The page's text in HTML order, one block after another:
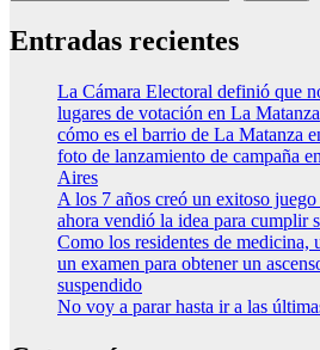
Entradas recientes
La Cámara Electoral definió que
lugares de votación en La Matanza
cómo es el barrio de La Matanza
foto de lanzamiento de campaña
Aires
A los 7 años creó un exitoso
ahora vendió la idea para cumplir
Como los residentes de medicina,
un examen para obtener un
suspendido
No voy a parar hasta ir a las